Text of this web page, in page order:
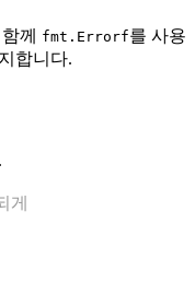
께 fmt.Errorf를 사용
합니다.